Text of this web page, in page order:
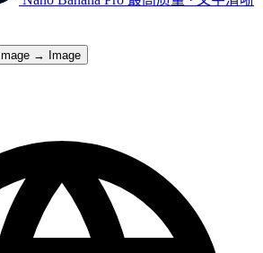
Image → Image